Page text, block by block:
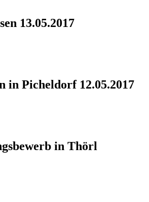
13.05.2017
in Picheldorf 12.05.2017
in Thörl